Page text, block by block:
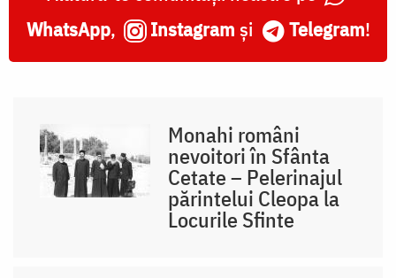
WhatsApp, Instagram și Telegram!
Monahi români
nevoitori în Sfânta
Cetate – Pelerinajul
părintelui Cleopa la
Locurile Sfinte